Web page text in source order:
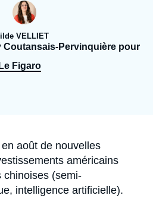
Se connecter
VELLIET
Coutansais-Pervinquière pour
Le Figaro
août de nouvelles
américains
chinoises (semi-
intelligence artificielle).